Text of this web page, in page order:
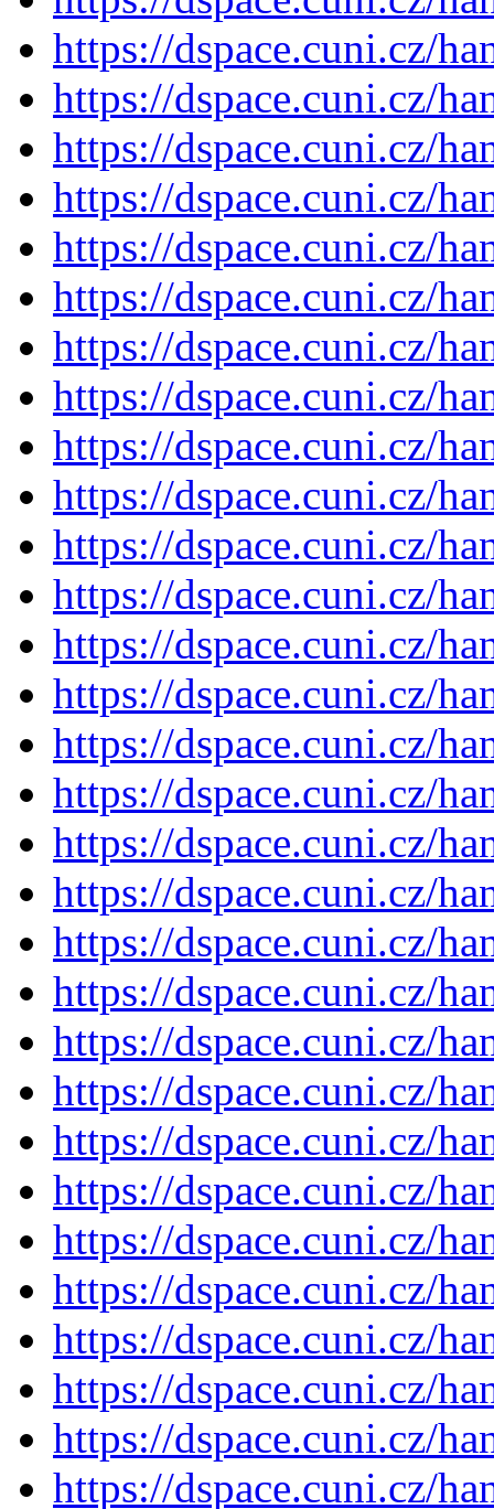
https://dspace.cuni.cz/
https://dspace.cuni.cz/
https://dspace.cuni.cz/
https://dspace.cuni.cz/
https://dspace.cuni.cz/
https://dspace.cuni.cz/
https://dspace.cuni.cz/
https://dspace.cuni.cz/
https://dspace.cuni.cz/
https://dspace.cuni.cz/
https://dspace.cuni.cz/
https://dspace.cuni.cz/
https://dspace.cuni.cz/
https://dspace.cuni.cz/
https://dspace.cuni.cz/
https://dspace.cuni.cz/
https://dspace.cuni.cz/
https://dspace.cuni.cz/
https://dspace.cuni.cz/
https://dspace.cuni.cz/
https://dspace.cuni.cz/
https://dspace.cuni.cz/
https://dspace.cuni.cz/
https://dspace.cuni.cz/
https://dspace.cuni.cz/
https://dspace.cuni.cz/
https://dspace.cuni.cz/
https://dspace.cuni.cz/
https://dspace.cuni.cz/
https://dspace.cuni.cz/